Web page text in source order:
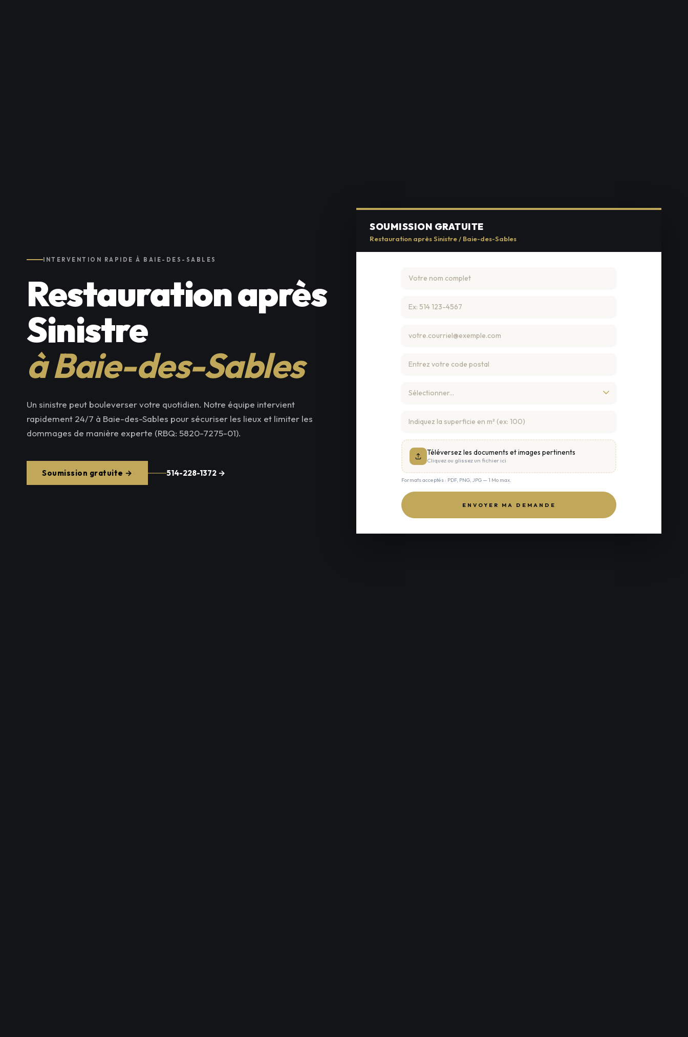
INTERVENTION RAPIDE À BAIE-DES-SABLES
Restauration après
Sinistre
à Baie-des-Sables
Un sinistre peut bouleverser votre quotidien. Notre équipe intervient
rapidement 24/7 à Baie-des-Sables pour sécuriser les lieux et limiter les
dommages de manière experte (RBQ: 5820-7275-01).
Soumission gratuite → 514-228-1372 →
SOUMISSION GRATUITE
Restauration après Sinistre / Baie-des-Sables
Téléversez les documents et images pertinents
Cliquez ou glissez un fichier ici
Formats acceptés : PDF, PNG, JPG — 1 Mo max.
ENVOYER MA DEMANDE